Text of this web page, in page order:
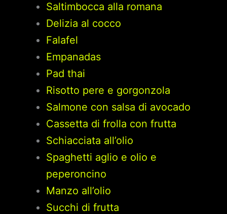
Saltimbocca alla romana
Delizia al cocco
Falafel
Empanadas
Pad thai
Risotto pere e gorgonzola
Salmone con salsa di avocado
Cassetta di frolla con frutta
Schiacciata all’olio
Spaghetti aglio e olio e
peperoncino
Manzo all’olio
Succhi di frutta